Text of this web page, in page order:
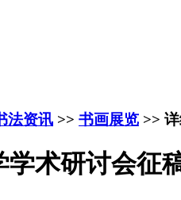
法资讯 >> 书画展览 >>
术研讨会征